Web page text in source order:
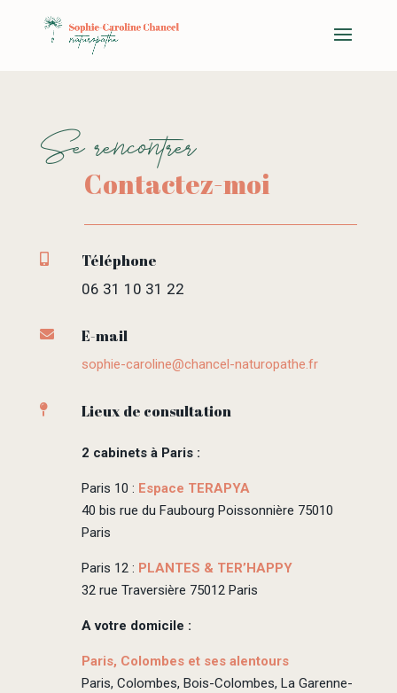
Se rencontrer
Contactez-moi
Téléphone
06 31 10 31 22
 E-mail
sophie-caroline@chancel-naturopathe.fr
 Lieux de consultation
2 cabinets à Paris :
Paris 10 : Espace TERAPYA
40 bis rue du Faubourg Poissonnière 75010
Paris
Paris 12 : PLANTES & TER’HAPPY
32 rue Traversière 75012 Paris
A votre domicile :
Paris, Colombes et ses alentours
Paris, Colombes, Bois-Colombes, La Garenne-